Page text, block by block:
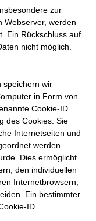
zur
Webserver, werden
Ein Rückschluss auf
nicht möglich.
speichern wir
in Form von
Cookie-ID.
des Cookies. Sie
Internetseiten und
werden
Dies ermöglicht
den individuellen
Internetbrowsern,
Ein bestimmter
ID